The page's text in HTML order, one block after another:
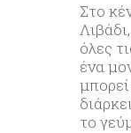
Στο
όλες
ένα
το